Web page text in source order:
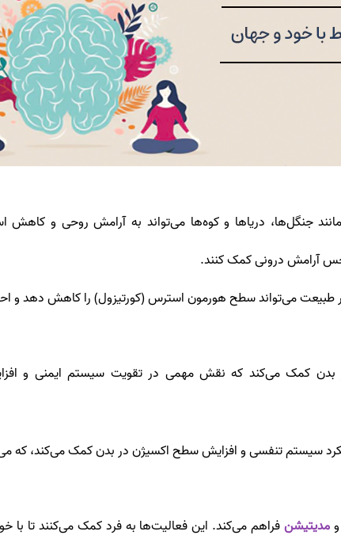
جنگل‌ها، دریاها و کوه‌ها می‌تواند به آرامش روحی و کاهش
آرامش درونی کمک کنند.
طبیعت می‌تواند سطح هورمون استرس (کورتیزول) را کاهش دهد و
سیستم تنفسی و افزایش سطح اکسیژن در بدن کمک می‌کند، که
مدیتیشنفراهم می‌کند. این فعالیت‌ها به فرد کمک می‌کنند تا با